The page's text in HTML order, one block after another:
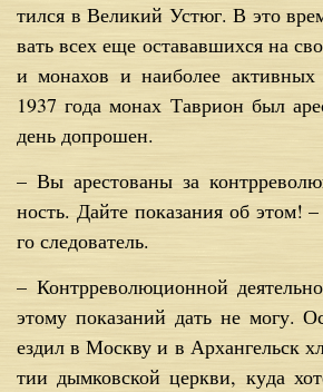
тил­ся в Ве­ли­кий Устюг. В это
вать всех еще оста­вав­ших­ся на
и мо­на­хов и наи­бо­лее
1937 го­да мо­нах Та­ври­он был
день до­про­шен.
– Вы аре­сто­ва­ны за
ность. Дай­те по­ка­за­ния об этом!
го сле­до­ва­тель.
– Контр­ре­во­лю­ци­он­ной
это­му по­ка­за­ний дать не мо­гу.
ез­дил в Моск­ву и в Ар­хан­гельск
тии дым­ков­ской церк­ви, ку­да